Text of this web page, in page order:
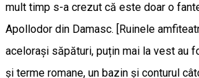
mult timp s-a crezut că este doar o
Apollodor din Damasc. [Ruinele
acelorași săpături, puțin mai la vest au
și terme romane, un bazin și conturul